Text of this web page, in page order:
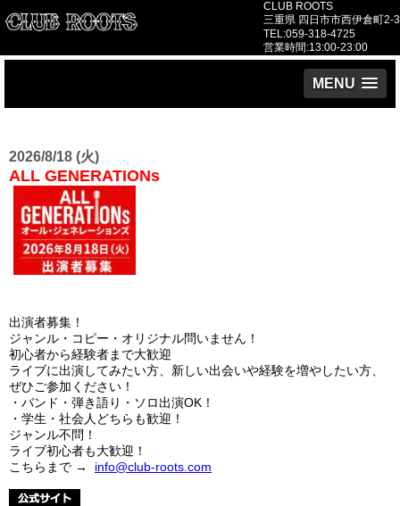
CLUB ROOTS
三重県 四日市市西伊倉町2-3
TEL:059-318-4725
営業時間:13:00-23:00
MENU
2026/8/18 (火)
ALL GENERATIONs
出演者募集！
ジャンル・コピー・オリジナル問いません！
初心者から経験者まで大歓迎
ライブに出演してみたい方、新しい出会いや経験を増やしたい方、
ぜひご参加ください！
・バンド・弾き語り・ソロ出演OK！
・学生・社会人どちらも歓迎！
ジャンル不問！
ライブ初心者も大歓迎！
こちらまで → info@club-roots.com